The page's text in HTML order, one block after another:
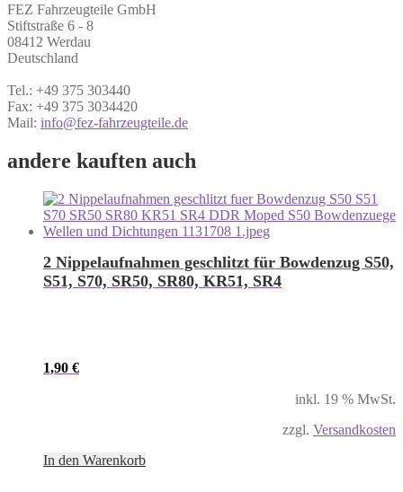
FEZ Fahrzeugteile GmbH
Stiftstraße 6 - 8
08412 Werdau
Deutschland
Tel.: +49 375 303440
Fax: +49 375 3034420
Mail: info@fez-fahrzeugteile.de
andere kauften auch
2 Nippelaufnahmen geschlitzt für Bowdenzug S50,
S51, S70, SR50, SR80, KR51, SR4
1,90 €
inkl. 19 % MwSt.
zzgl. Versandkosten
In den Warenkorb